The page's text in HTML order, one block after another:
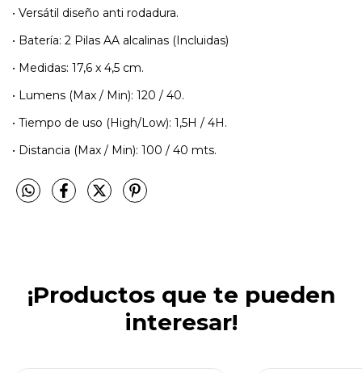
• Versátil diseño anti rodadura.
• Batería: 2 Pilas AA alcalinas (Incluidas)
• Medidas: 17,6 x 4,5 cm.
• Lumens (Max / Min): 120 / 40.
• Tiempo de uso (High/Low): 1,5H / 4H.
• Distancia (Max / Min): 100 / 40 mts.
¡Productos que te pueden
interesar!